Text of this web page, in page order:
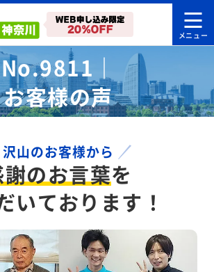
No.9811｜
お客様の声
沢山のお客様から
のお言葉を
いております！